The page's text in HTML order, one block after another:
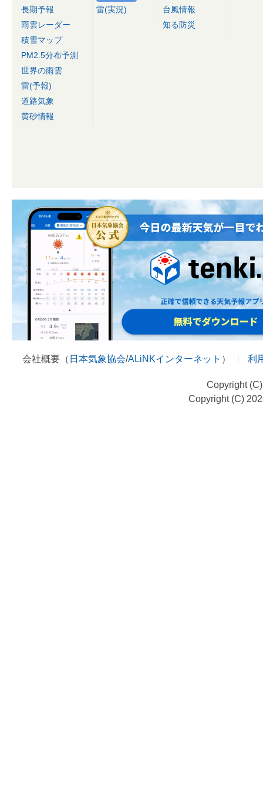
長期予報
雨雲レーダー
積雪マップ
PM2.5分布予測
世界の雨雲
雷(予報)
道路気象
黄砂情報
雷(実況)
台風情報
知る防災
会社概要（ 日本気象協会/ALiNKインターネット ） 利
Copyright
Copyright (C)